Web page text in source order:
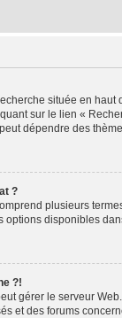
située en haut
sur le lien «
dépendre des
?
plusieurs
options disponibles
?!
gérer le serveur
et des forums